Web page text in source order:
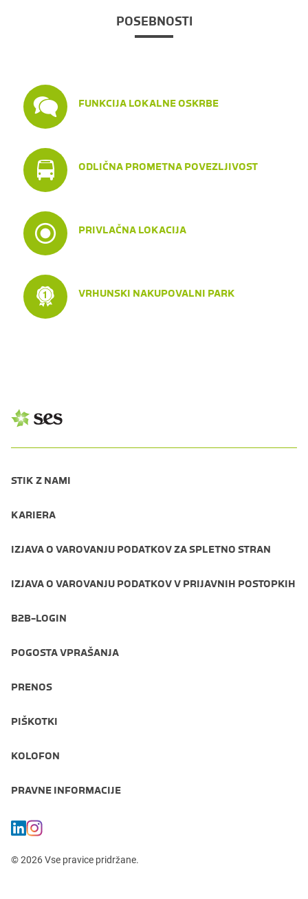
POSEBNOSTI
FUNKCIJA LOKALNE OSKRBE
ODLIČNA PROMETNA POVEZLJIVOST
PRIVLAČNA LOKACIJA
VRHUNSKI NAKUPOVALNI PARK
STIK Z NAMI
KARIERA
IZJAVA O VAROVANJU PODATKOV ZA SPLETNO STRAN
IZJAVA O VAROVANJU PODATKOV V PRIJAVNIH POSTOPKIH
B2B-LOGIN
POGOSTA VPRAŠANJA
PRENOS
PIŠKOTKI
KOLOFON
PRAVNE INFORMACIJE
© 2026 Vse pravice pridržane.